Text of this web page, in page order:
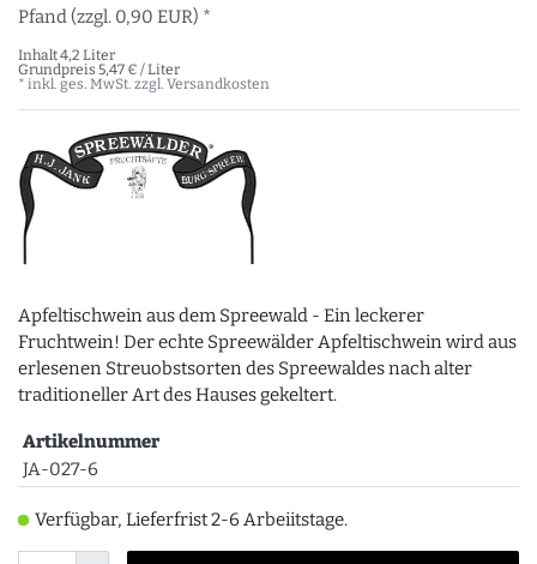
Pfand (zzgl. 0,90 EUR) *
Inhalt4,2 Liter
Grundpreis 5,47 € / Liter
* inkl. ges. MwSt. zzgl. Versandkosten
Apfeltischwein aus dem Spreewald - Ein leckerer
Fruchtwein! Der echte Spreewälder Apfeltischwein wird aus
erlesenen Streuobstsorten des Spreewaldes nach alter
traditioneller Art des Hauses gekeltert.
Artikelnummer
JA-027-6
Verfügbar, Lieferfrist 2-6 Arbeiitstage.